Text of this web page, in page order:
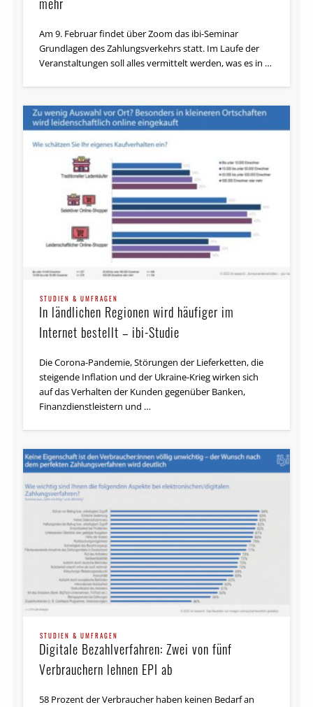
Am 9. Februar findet über Zoom das ibi-Seminar
Grundlagen des Zahlungsverkehrs statt. Im Laufe der
Veranstaltungen soll alles vermittelt werden, was es in …
STUDIEN & UMFRAGEN
In ländlichen Regionen wird häufiger im
Internet bestellt – ibi-Studie
Die Corona-Pandemie, Störungen der Lieferketten, die
steigende Inflation und der Ukraine-Krieg wirken sich
auf das Verhalten der Kunden gegenüber Banken,
Finanzdienstleistern und …
STUDIEN & UMFRAGEN
Digitale Bezahlverfahren: Zwei von fünf
Verbrauchern lehnen EPI ab
58 Prozent der Verbraucher haben keinen Bedarf an